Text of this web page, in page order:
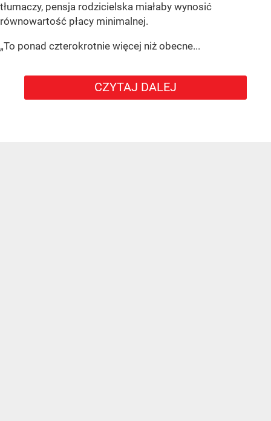
tłumaczy, pensja rodzicielska miałaby wynosić
równowartość płacy minimalnej.
„To ponad czterokrotnie więcej niż obecne...
CZYTAJ DALEJ